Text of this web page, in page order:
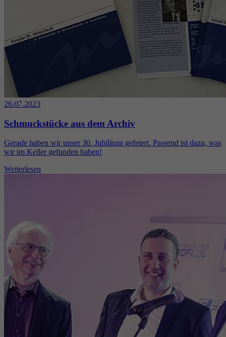
26.07.2023
Schmuckstücke aus dem Archiv
Gerade haben wir unser 30. Jubiläum gefeiert. Passend ist dazu, was
wir im Keller gefunden haben!
Weiterlesen